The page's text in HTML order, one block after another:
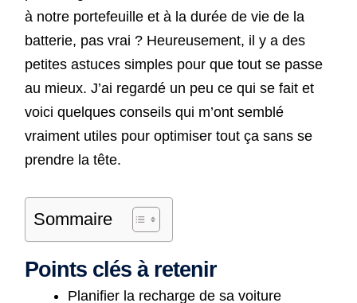
à notre portefeuille et à la durée de vie de la
batterie, pas vrai ? Heureusement, il y a des
petites astuces simples pour que tout se passe
au mieux. J’ai regardé un peu ce qui se fait et
voici quelques conseils qui m’ont semblé
vraiment utiles pour optimiser tout ça sans se
prendre la tête.
Sommaire
Points clés à retenir
Planifier la recharge de sa voiture